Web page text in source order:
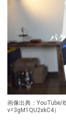
画像出典：YouTube/
v=3gM1QU2xkC4）